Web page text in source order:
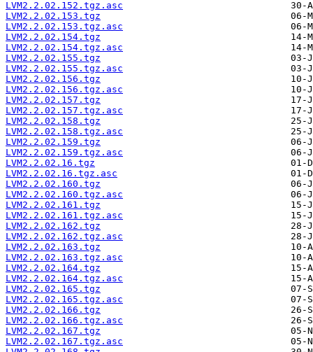
LVM2.2.02.152.tgz.asc
LVM2.2.02.153.tgz
LVM2.2.02.153.tgz.asc
LVM2.2.02.154.tgz
LVM2.2.02.154.tgz.asc
LVM2.2.02.155.tgz
LVM2.2.02.155.tgz.asc
LVM2.2.02.156.tgz
LVM2.2.02.156.tgz.asc
LVM2.2.02.157.tgz
LVM2.2.02.157.tgz.asc
LVM2.2.02.158.tgz
LVM2.2.02.158.tgz.asc
LVM2.2.02.159.tgz
LVM2.2.02.159.tgz.asc
LVM2.2.02.16.tgz
LVM2.2.02.16.tgz.asc
LVM2.2.02.160.tgz
LVM2.2.02.160.tgz.asc
LVM2.2.02.161.tgz
LVM2.2.02.161.tgz.asc
LVM2.2.02.162.tgz
LVM2.2.02.162.tgz.asc
LVM2.2.02.163.tgz
LVM2.2.02.163.tgz.asc
LVM2.2.02.164.tgz
LVM2.2.02.164.tgz.asc
LVM2.2.02.165.tgz
LVM2.2.02.165.tgz.asc
LVM2.2.02.166.tgz
LVM2.2.02.166.tgz.asc
LVM2.2.02.167.tgz
LVM2.2.02.167.tgz.asc